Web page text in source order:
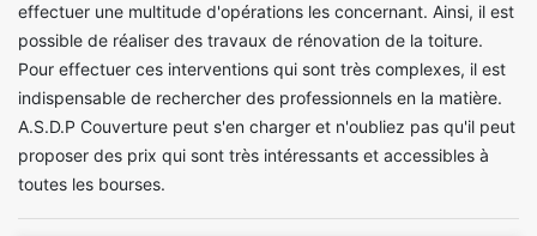
effectuer une multitude d'opérations les concernant. Ainsi, il est
possible de réaliser des travaux de rénovation de la toiture.
Pour effectuer ces interventions qui sont très complexes, il est
indispensable de rechercher des professionnels en la matière.
A.S.D.P Couverture peut s'en charger et n'oubliez pas qu'il peut
proposer des prix qui sont très intéressants et accessibles à
toutes les bourses.